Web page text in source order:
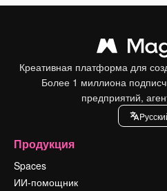
Креативная платформа для
Более 1 миллиона
предприятий,
Продукция
Spaces
ИИ-помощник